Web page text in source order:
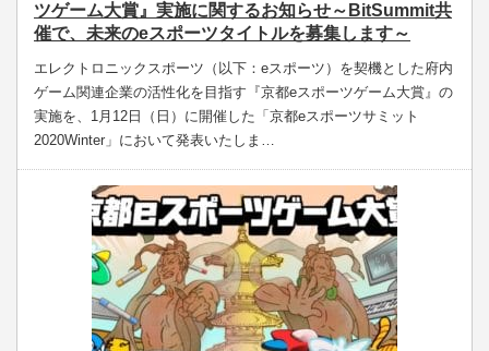
ツゲーム大賞』実施に関するお知らせ～BitSummit共
催で、未来のeスポーツタイトルを募集します～
エレクトロニックスポーツ（以下：eスポーツ）を契機とした府内
ゲーム関連企業の活性化を目指す『京都eスポーツゲーム大賞』の
実施を、1月12日（日）に開催した「京都eスポーツサミット
2020Winter」において発表いたしま…